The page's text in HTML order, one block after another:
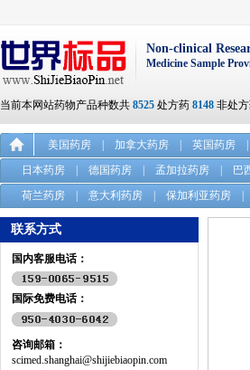
Non-clinical
Medicine Sample
当前本网站药物产品种数共 8525 处方药 8148 非处
美国药房 加拿大药房 英国药房
日本药房
德国药房 孟加拉药房 巴
荷兰药房
意大利药房 保加利亚药房
联系方式
国内客服电话：
国际免费电话：
咨询邮箱：
scimed.shanghai@shijiebiaopin.com